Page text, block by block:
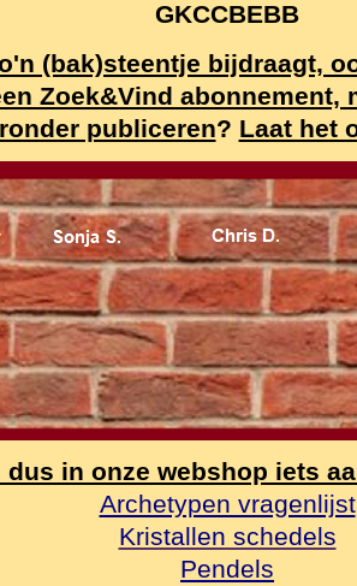
GKCCBEBB
(bak)steentje bijdraagt,
Zoek&Vind abonnement,
publiceren? Laat het
dus in onze webshop iets
Archetypen vragenlijst
Kristallen schedels
Pendels